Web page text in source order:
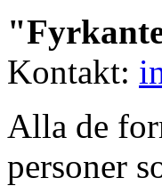
Kontakt:
Alla de
personer